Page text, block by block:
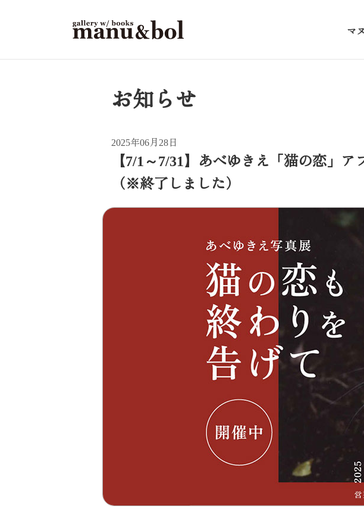
マ
お知らせ
2025年06月28日
【7/1～7/31】あべゆきえ「猫の恋」
（※終了しました）